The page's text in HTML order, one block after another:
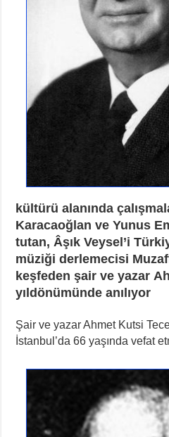
kültürü alanında
Karacaoğlan ve Yunus
tutan, Âşık Veysel’i
müziği derlemecisi
keşfeden şair ve yazar
yıldönümünde anılıyor
Şair ve yazar Ahmet Kutsi
İstanbul’da 66 yaşında vefat